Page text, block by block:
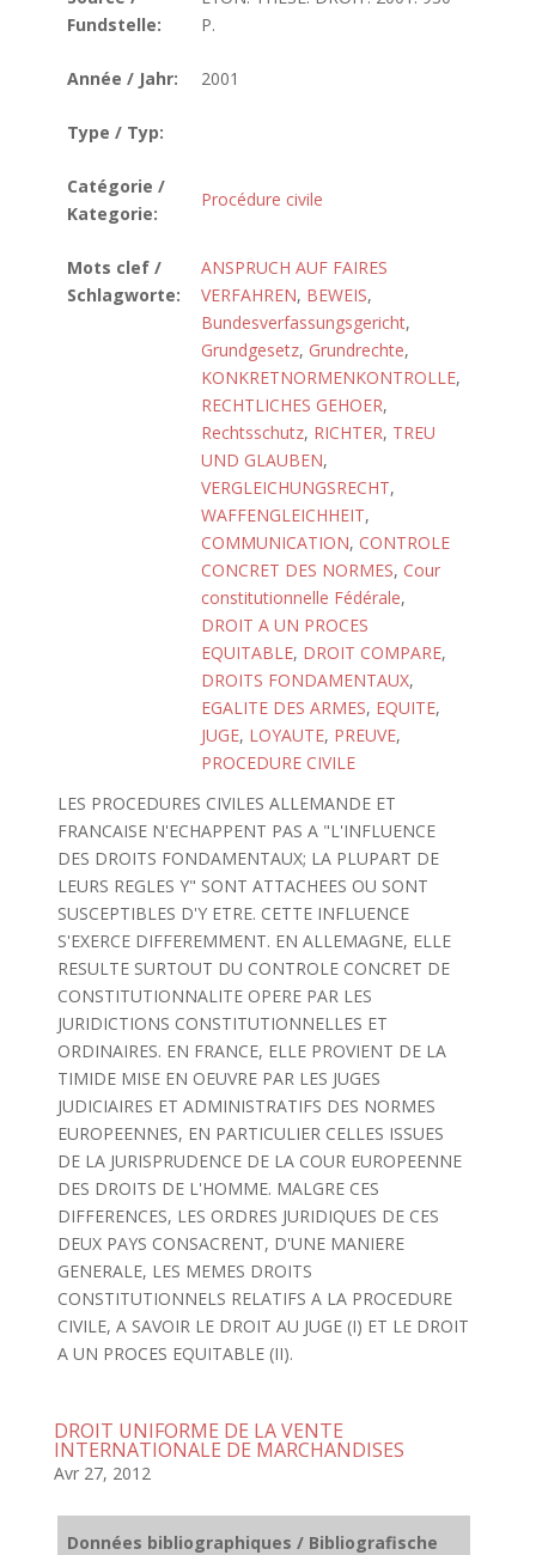
Fundstelle:
P.
Année / Jahr: 2001
Type / Typ:
Catégorie /
Kategorie:
Procédure civile
Mots clef /
Schlagworte:
ANSPRUCH AUF FAIRES
VERFAHREN, BEWEIS,
Bundesverfassungsgericht,
Grundgesetz, Grundrechte,
KONKRETNORMENKONTROLLE,
RECHTLICHES GEHOER,
Rechtsschutz, RICHTER, TREU
UND GLAUBEN,
VERGLEICHUNGSRECHT,
WAFFENGLEICHHEIT,
COMMUNICATION, CONTROLE
CONCRET DES NORMES, Cour
constitutionnelle Fédérale,
DROIT A UN PROCES
EQUITABLE, DROIT COMPARE,
DROITS FONDAMENTAUX,
EGALITE DES ARMES, EQUITE,
JUGE, LOYAUTE, PREUVE,
PROCEDURE CIVILE
LES PROCEDURES CIVILES ALLEMANDE ET
FRANCAISE N'ECHAPPENT PAS A "L'INFLUENCE
DES DROITS FONDAMENTAUX; LA PLUPART DE
LEURS REGLES Y" SONT ATTACHEES OU SONT
SUSCEPTIBLES D'Y ETRE. CETTE INFLUENCE
S'EXERCE DIFFEREMMENT. EN ALLEMAGNE, ELLE
RESULTE SURTOUT DU CONTROLE CONCRET DE
CONSTITUTIONNALITE OPERE PAR LES
JURIDICTIONS CONSTITUTIONNELLES ET
ORDINAIRES. EN FRANCE, ELLE PROVIENT DE LA
TIMIDE MISE EN OEUVRE PAR LES JUGES
JUDICIAIRES ET ADMINISTRATIFS DES NORMES
EUROPEENNES, EN PARTICULIER CELLES ISSUES
DE LA JURISPRUDENCE DE LA COUR EUROPEENNE
DES DROITS DE L'HOMME. MALGRE CES
DIFFERENCES, LES ORDRES JURIDIQUES DE CES
DEUX PAYS CONSACRENT, D'UNE MANIERE
GENERALE, LES MEMES DROITS
CONSTITUTIONNELS RELATIFS A LA PROCEDURE
CIVILE, A SAVOIR LE DROIT AU JUGE (I) ET LE DROIT
A UN PROCES EQUITABLE (II).
DROIT UNIFORME DE LA VENTE
INTERNATIONALE DE MARCHANDISES
Avr 27, 2012
Données bibliographiques / Bibliografische